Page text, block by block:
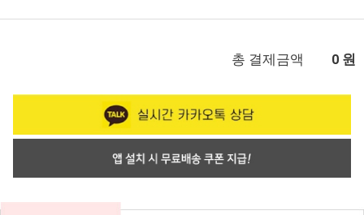
총 결제금액 0 원